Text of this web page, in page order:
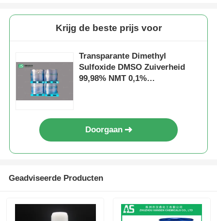
De Organische Zwavel van MSM
Zuivere MSM-Kristallen
Krijg de beste prijs voor
Transparante Dimethyl
Sulfoxide DMSO Zuiverheid
99,98% NMT 0,1%
Doorgaan
Geadviseerde Producten